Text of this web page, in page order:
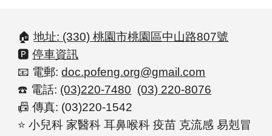
🏠地址: (330) 桃園市桃園區中山路807號
🅿️停車資訊
📧 電郵: doc.pofeng.org@gmail.com
☎️ 電話: (03)220-7480 (03) 220-8076
📠傳真: (03)220-1542
⭐小兒科 家醫科 耳鼻喉科 疫苗 克流感 易剋冒